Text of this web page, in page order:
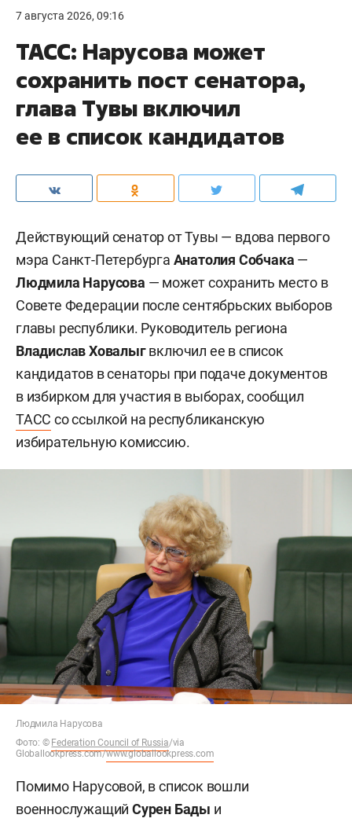
7 августа 2026, 09:16
ТАСС: Нарусова может
сохранить пост сенатора,
глава Тувы включил
ее в список кандидатов
Действующий сенатор от Тувы — вдова первого
мэра Санкт-Петербурга Анатолия Собчака —
Людмила Нарусова — может сохранить место в
Совете Федерации после сентябрьских выборов
главы республики. Руководитель региона
Владислав Ховалыгвключил ее в список
кандидатов в сенаторы при подаче документов
в избирком для участия в выборах, сообщил
ТАСС со ссылкой на республиканскую
избирательную комиссию.
Людмила Нарусова
Фото: © Federation Council of Russia/via
Globallookpress.com/www.globallookpress.com
Помимо Нарусовой, в список вошли
военнослужащийСурен Бады и